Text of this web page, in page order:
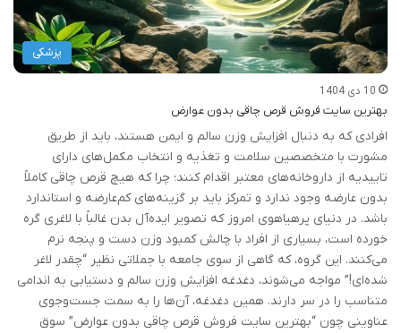
پزشکی
10 دی 1404
بهترین سایت فروش قرص چاقی بدون عوارض
افرادی که به دنبال افزایش وزن سالم و ایمن هستند، باید از طریق
مشورت با متخصصین سلامت و تغذیه و انتخاب مکمل‌های دارای
تاییدیه از داروخانه‌های معتبر اقدام کنند؛ چرا که هیچ قرص چاقی کاملاً
بدون عارضه وجود ندارد و تمرکز باید بر گزینه‌های کم‌عارضه و استاندارد
باشد. در دنیای پرهیاهوی امروز که تصویر ایده‌آل بدن غالباً با لاغری گره
خورده است، بسیاری از افراد با چالش کمبود وزن دست و پنجه نرم
می‌کنند. این گروه، که گاهی از سوی جامعه با جملاتی نظیر “چقدر لاغر
شده‌ای!” مواجه می‌شوند، دغدغه افزایش وزن سالم و دستیابی به اندامی
متناسب را در سر دارند. همین دغدغه، آن‌ها را به سمت جست‌وجوی
عناوینی چون “بهترین سایت فروش قرص چاقی بدون عوارض” سوق